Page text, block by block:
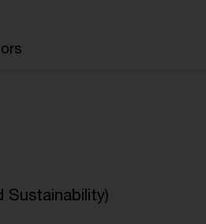
Close search
Sustainability)